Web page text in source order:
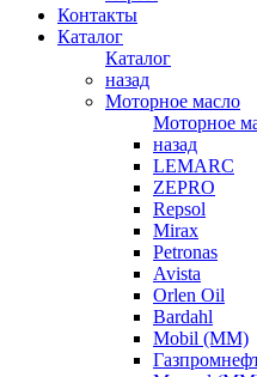
Контакты
Каталог
Каталог
назад
Моторное масло
Моторное
назад
LEMARC
ZEPRO
Repsol
Mirax
Petronas
Avista
Orlen Oil
Bardahl
Mobil (ММ)